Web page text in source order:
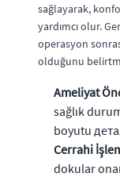
sağlayarak,
yardımcı olur.
operasyon
olduğunu
Ameliyat
sağlık
boyutu
Cerrahi
dokular